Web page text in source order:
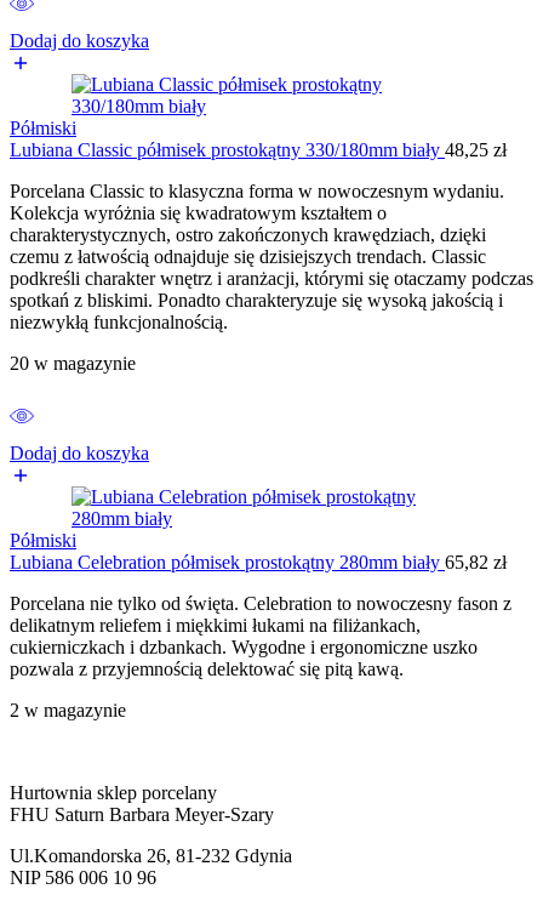
Dodaj do koszyka
Półmiski
Lubiana Classic półmisek prostokątny 330/180mm biały 48,25 zł
Porcelana Classic to klasyczna forma w nowoczesnym wydaniu.
Kolekcja wyróżnia się kwadratowym kształtem o
charakterystycznych, ostro zakończonych krawędziach, dzięki
czemu z łatwością odnajduje się dzisiejszych trendach. Classic
podkreśli charakter wnętrz i aranżacji, którymi się otaczamy podczas
spotkań z bliskimi. Ponadto charakteryzuje się wysoką jakością i
niezwykłą funkcjonalnością.
20 w magazynie
Dodaj do koszyka
Półmiski
Lubiana Celebration półmisek prostokątny 280mm biały 65,82 zł
Porcelana nie tylko od święta. Celebration to nowoczesny fason z
delikatnym reliefem i miękkimi łukami na filiżankach,
cukierniczkach i dzbankach. Wygodne i ergonomiczne uszko
pozwala z przyjemnością delektować się pitą kawą.
2 w magazynie
Hurtownia sklep porcelany
FHU Saturn Barbara Meyer-Szary
Ul.Komandorska 26, 81-232 Gdynia
NIP 586 006 10 96